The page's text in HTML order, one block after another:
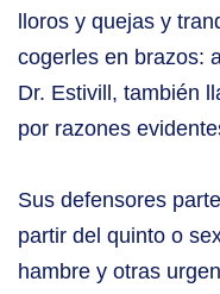
lloros y quejas y
cogerles en brazos:
Dr. Estivill, también
por razones
Sus defensores
partir del quinto o
hambre y otras